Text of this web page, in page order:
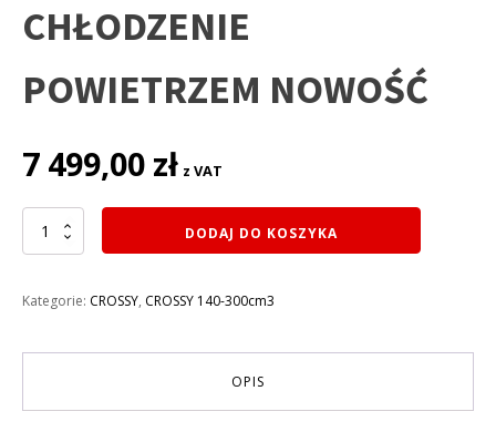
CHŁODZENIE
POWIETRZEM NOWOŚĆ
7 499,00 zł z VAT
ilość
CROSS
40
21/18
NOWOŚĆ
DODAJ DO KOSZYKA
Kategorie: CROSSY, CROSSY 140-300cm3
OPIS